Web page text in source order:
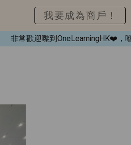
常歡迎嚟到OneLearningHK❤️，喺呢
我要成為商戶！